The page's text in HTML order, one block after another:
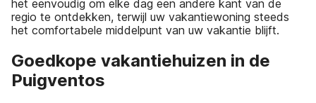
het eenvoudig om elke dag een andere kant van de
regio te ontdekken, terwijl uw vakantiewoning steeds
het comfortabele middelpunt van uw vakantie blijft.
Goedkope vakantiehuizen in de
Puigventos